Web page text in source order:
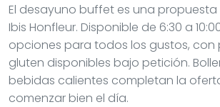
El desayuno buffet es una
Ibis Honfleur. Disponible de 6:30 a
opciones para todos los gustos, con
gluten disponibles bajo petición.
bebidas calientes completan la
comenzar bien el día.